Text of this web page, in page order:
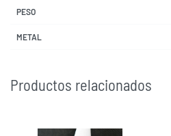
PESO
METAL
Productos relacionados